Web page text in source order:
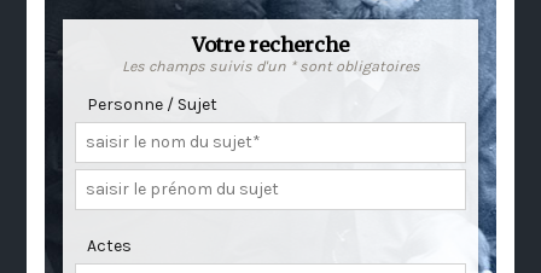
Votre recherche
Les champs suivis d'un * sont obligatoires
Personne / Sujet
Actes